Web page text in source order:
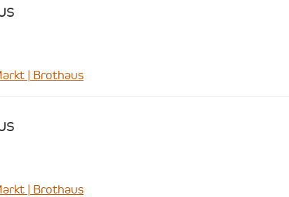
| Brothaus
| Brothaus